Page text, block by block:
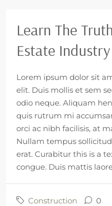
Learn The
Estate Industry
Lorem ipsum dolor sit
elit. Duis mollis et sem
odio neque. Aliquam
quis rutrum mi
orci ac nibh facilisis, at
Nullam tempus
erat. Curabitur this is a
congue. Duis mattis
Construction 0